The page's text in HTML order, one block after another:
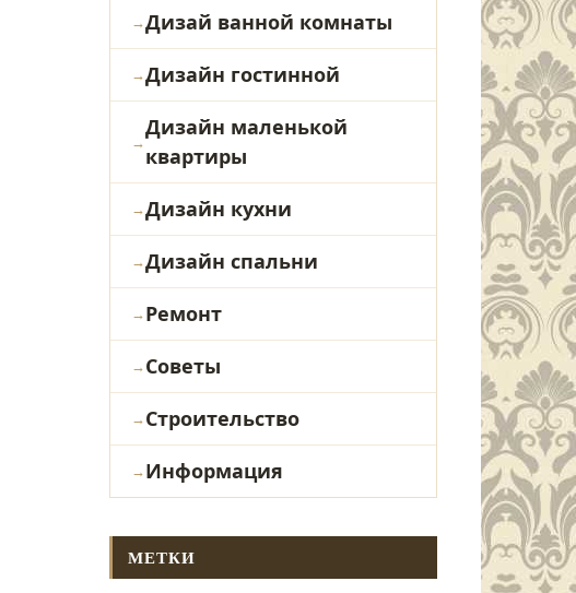
Дизай ванной комнаты
Дизайн гостинной
Дизайн маленькой
квартиры
Дизайн кухни
Дизайн спальни
Ремонт
Советы
Строительство
Информация
МЕТКИ